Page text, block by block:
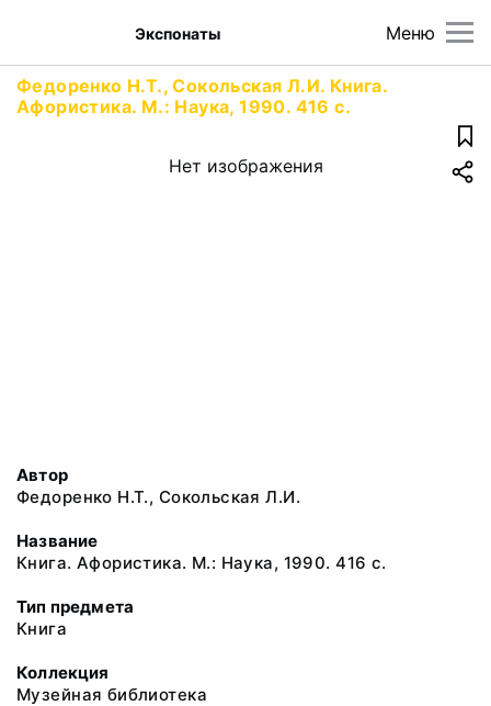
Меню
Экспонаты
Федоренко Н.Т., Сокольская Л.И. Книга.
Афористика. М.: Наука, 1990. 416 с.
Нет изображения
Автор
Федоренко Н.Т., Сокольская Л.И.
Название
Книга. Афористика. М.: Наука, 1990. 416 с.
Тип предмета
Книга
Коллекция
Музейная библиотека